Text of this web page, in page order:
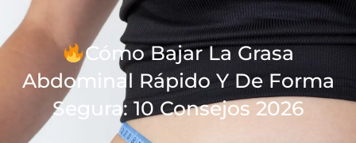
contenido
Cómo Bajar La Grasa
Abdominal Rápido Y De Forma
Segura: 10 Consejos 2026